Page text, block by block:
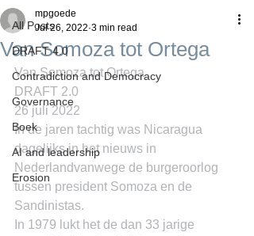
All Posts
DRAFT 4.0
Contradiction and Democracy
Governance
Boek
AI and leadership
Erosion
Van Somoza tot Ortega
mpgoede
Jul 26, 2022 3 min read
Van Somoza tot Ortega
DRAFT 2.0
26 juli 2022
In de jaren tachtig was Nicaragua
dagelijks in het nieuws in
Nederlandvanwege de burgeroorlog
tussen president Somoza en de
Sandinistas.
In 1979 lukt het de dan 33 jarige